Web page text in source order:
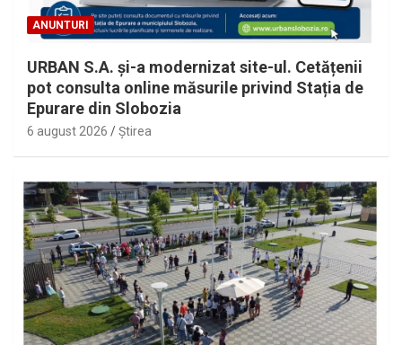
ANUNTURI
URBAN S.A. și-a modernizat site-ul. Cetățenii
pot consulta online măsurile privind Stația de
Epurare din Slobozia
6 august 2026 Ştirea